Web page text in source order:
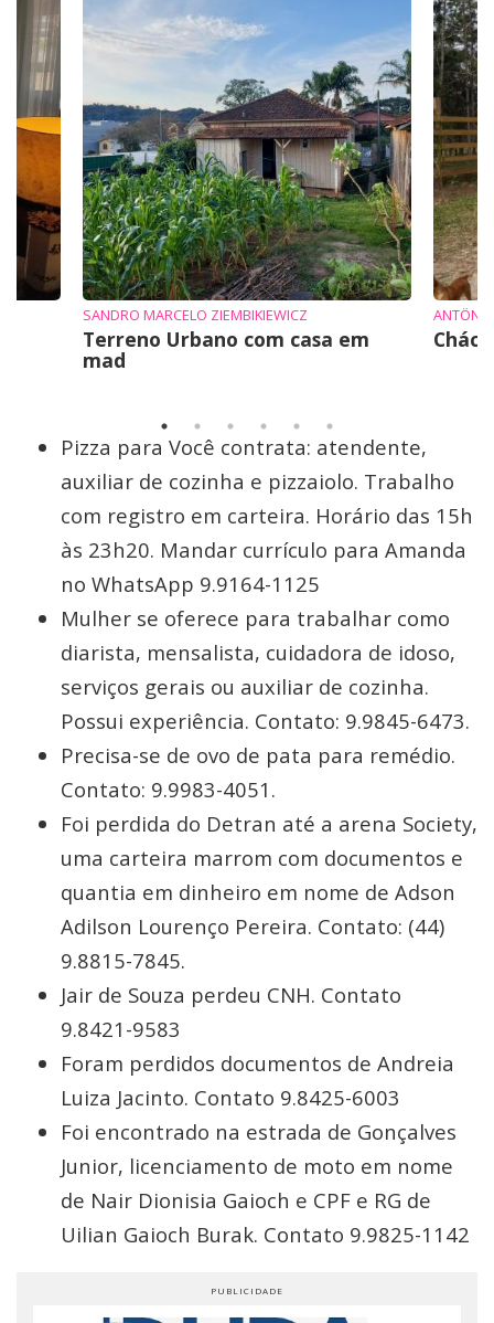
SANDRO MARCELO ZIEMBIKIEWICZ
Terreno Urbano com casa em
mad
ANTÔNIO
Pizza para Você contrata: atendente,
auxiliar de cozinha e pizzaiolo. Trabalho
com registro em carteira. Horário das 15h
às 23h20. Mandar currículo para Amanda
no WhatsApp 9.9164-1125
Mulher se oferece para trabalhar como
diarista, mensalista, cuidadora de idoso,
serviços gerais ou auxiliar de cozinha.
Possui experiência. Contato: 9.9845-6473.
Precisa-se de ovo de pata para remédio.
Contato: 9.9983-4051.
Foi perdida do Detran até a arena Society,
uma carteira marrom com documentos e
quantia em dinheiro em nome de Adson
Adilson Lourenço Pereira. Contato: (44)
9.8815-7845.
Jair de Souza perdeu CNH. Contato
9.8421-9583
Foram perdidos documentos de Andreia
Luiza Jacinto. Contato 9.8425-6003
Foi encontrado na estrada de Gonçalves
Junior, licenciamento de moto em nome
de Nair Dionisia Gaioch e CPF e RG de
Uilian Gaioch Burak. Contato 9.9825-1142